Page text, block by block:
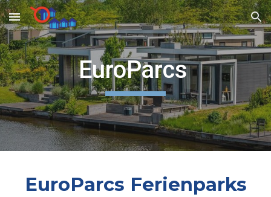
Skip to main content Skip to navigation
EuroParcs
EuroParcs Ferienparks